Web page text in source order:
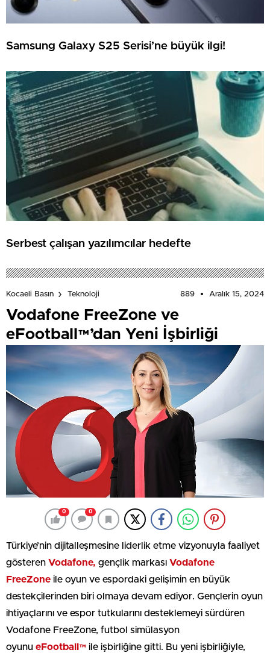
Samsung Galaxy S25 Serisi’ne büyük ilgi!
Serbest çalışan yazılımcılar hedefte
Kocaeli Basın Teknoloji 889 Aralık 15, 2024
Vodafone FreeZone ve
eFootball™’dan Yeni İşbirliği
0 0
Türkiye’nin dijitalleşmesine liderlik etme vizyonuyla faaliyet
gösteren Vodafone, gençlik markası Vodafone
FreeZone ile oyun ve espordaki gelişimin en büyük
destekçilerinden biri olmaya devam ediyor. Gençlerin oyun
ihtiyaçlarını ve espor tutkularını desteklemeyi sürdüren
Vodafone FreeZone, futbol simülasyon
oyunu eFootball™ ile işbirliğine gitti. Bu yeni işbirliğiyle,